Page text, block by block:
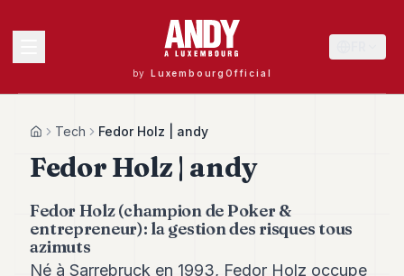
by LuxembourgOfficial
40
Andy
39
Andy
HomeTech Fedor Holz | andy
Fedor Holz | andy
Fedor Holz (champion de Poker &
entrepreneur): la gestion des risques tous
azimuts
Né à Sarrebruck en 1993, Fedor Holz occupe